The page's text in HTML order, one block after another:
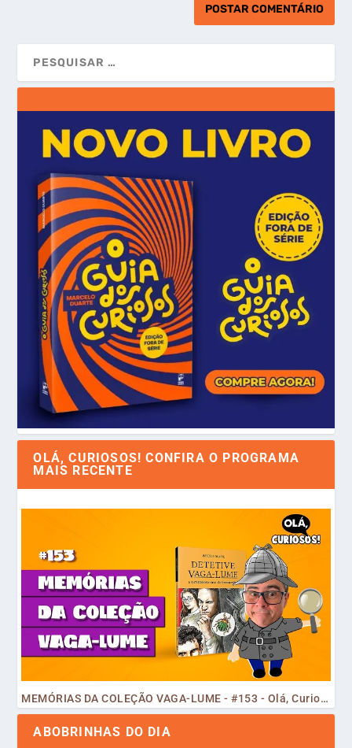
OLÁ, CURIOSOS! CONFIRA O PROGRAMA
MAIS RECENTE
MEMÓRIAS DA COLEÇÃO VAGA-LUME - #153 - Olá, Curiosos! 2023
ABOBRINHAS DO DIA